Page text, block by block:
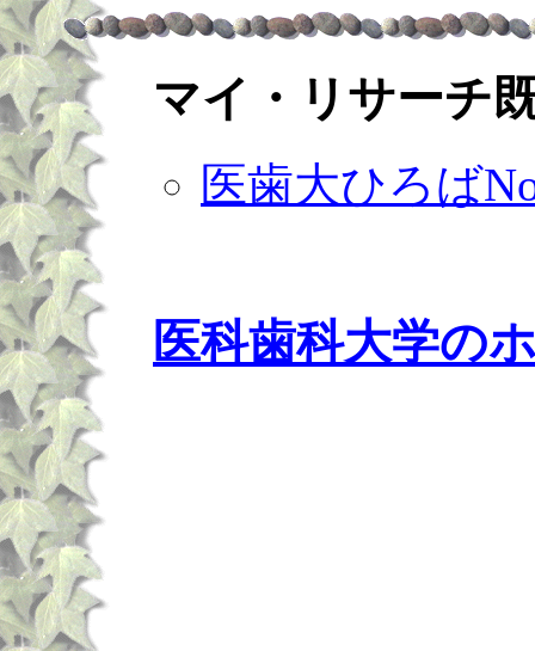
マイ・リサーチ
医歯大ひろば
医科歯科大学の